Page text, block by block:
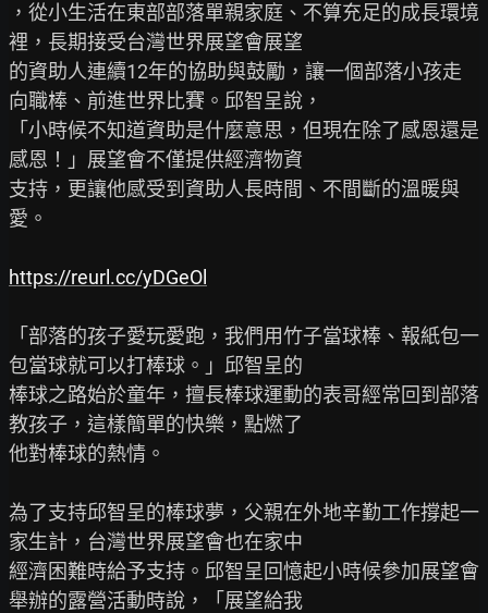
，從小生活在東部部落單親家庭、不算充足的成長環境
裡，長期接受台灣世界展望會展望
的資助人連續12年的協助與鼓勵，讓一個部落小孩走
向職棒、前進世界比賽。邱智呈說，
「小時候不知道資助是什麼意思，但現在除了感恩還是
感恩！」展望會不僅提供經濟物資
支持，更讓他感受到資助人長時間、不間斷的溫暖與
愛。
https://reurl.cc/yDGeOl
「部落的孩子愛玩愛跑，我們用竹子當球棒、報紙包一
包當球就可以打棒球。」邱智呈的
棒球之路始於童年，擅長棒球運動的表哥經常回到部落
教孩子，這樣簡單的快樂，點燃了
他對棒球的熱情。
為了支持邱智呈的棒球夢，父親在外地辛勤工作撐起一
家生計，台灣世界展望會也在家中
經濟困難時給予支持。邱智呈回憶起小時候參加展望會
舉辦的露營活動時說，「展望給我